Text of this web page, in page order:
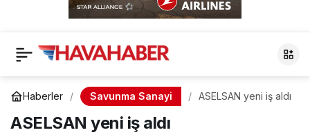
Haberler Savunma Sanayi ASELSAN yeni iş aldı
ASELSAN yeni iş aldı